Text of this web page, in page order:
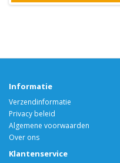
Informatie
Verzendinformatie
Privacy beleid
Algemene voorwaarden
Over ons
Klantenservice